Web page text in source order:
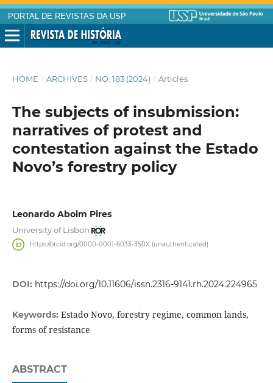
PORTAL DE REVISTAS DA USP
HOME / ARCHIVES / NO. 183 (2024) / Articles
The subjects of insubmission:
narratives of protest and
contestation against the Estado
Novo’s forestry policy
Leonardo Aboim Pires
University of Lisbon
https://orcid.org/0000-0001-6033-350X (unauthenticated)
DOI: https://doi.org/10.11606/issn.2316-9141.rh.2024.224965
Keywords: Estado Novo, forestry regime, common lands,
forms of resistance
ABSTRACT